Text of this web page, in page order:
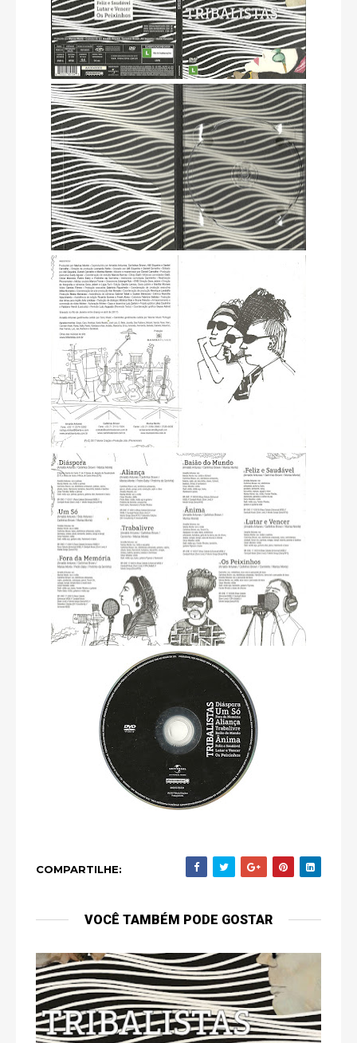
COMPARTILHE:
VOCÊ TAMBÉM PODE GOSTAR